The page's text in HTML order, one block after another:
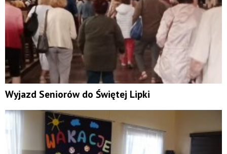
Wyjazd Seniorów do Świętej Lipki